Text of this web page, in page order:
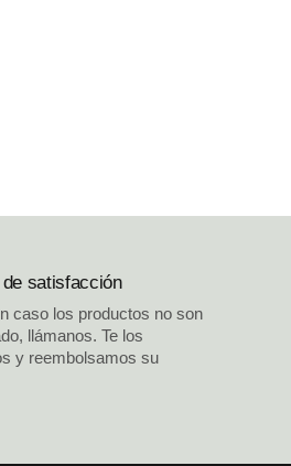
satisfacción
caso los productos no son
llámanos. Te los
y reembolsamos su